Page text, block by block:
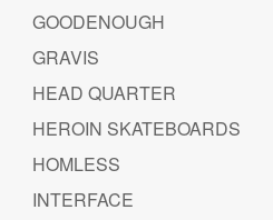
GOODENOUGH
GRAVIS
HEAD QUARTER
HEROIN SKATEBOARDS
HOMLESS
INTERFACE